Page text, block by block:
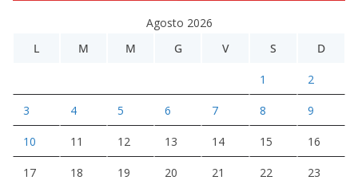
Agosto 2026
L
M M G V S D
1 2
3 4 5 6 7 8 9
10 11 12 13 14 15 16
17 18 19 20 21 22 23